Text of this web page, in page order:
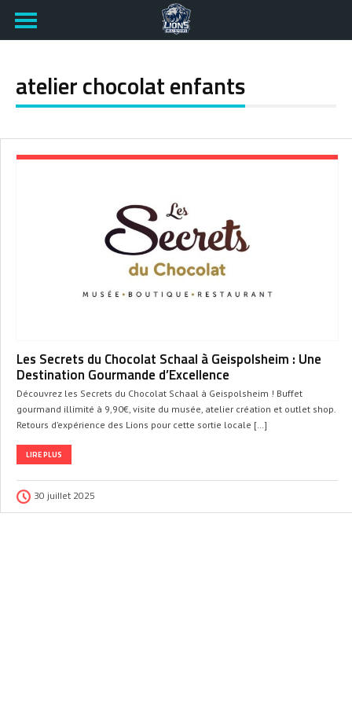
atelier chocolat enfants
Les Secrets du Chocolat Schaal à Geispolsheim : Une
Destination Gourmande d’Excellence
Découvrez les Secrets du Chocolat Schaal à Geispolsheim ! Buffet
gourmand illimité à 9,90€, visite du musée, atelier création et outlet shop.
Retours d’expérience des Lions pour cette sortie locale […]
LIRE PLUS
30 juillet 2025